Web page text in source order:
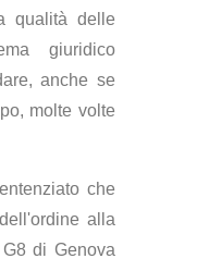
qualità delle
giuridico
anche se
molte volte
che
alla
di Genova